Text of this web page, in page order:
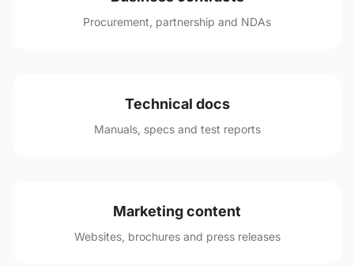
Procurement, partnership and NDAs
Technical docs
Manuals, specs and test reports
Marketing content
Websites, brochures and press releases